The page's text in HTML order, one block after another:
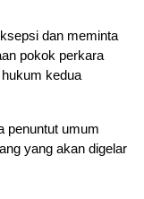
dan meminta
pokok perkara
kedua
penuntut umum
yang akan digelar